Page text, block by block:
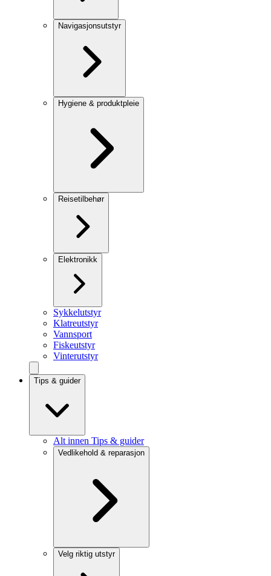
Navigasjonsutstyr
Hygiene & produktpleie
Reisetilbehør
Elektronikk
Sykkelutstyr
Klatreutstyr
Vannsport
Fiskeutstyr
Vinterutstyr
Tips & guider
Alt innen Tips & guider
Vedlikehold & reparasjon
Velg riktig utstyr